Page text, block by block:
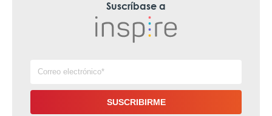
Suscríbase a